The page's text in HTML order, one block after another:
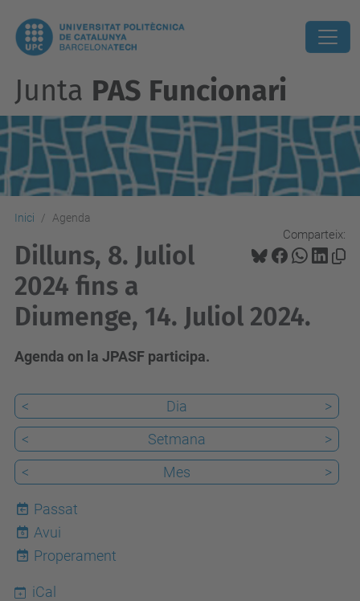
Junta PAS Funcionari
Inici Agenda
Comparteix:
Dilluns, 8. Juliol
2024 fins a
Diumenge, 14. Juliol 2024.
Agenda on la JPASF participa.
< Dia
>
<
Setmana
>
<
Mes >
Passat
6
Avui
Properament
iCal